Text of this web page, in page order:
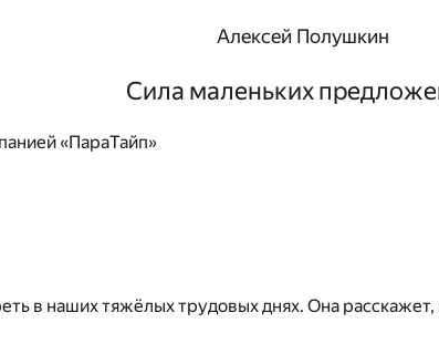
Алексей Полушкин
Сила маленьких
«ПараТайп»
в наших тяжёлых трудовых днях. Она